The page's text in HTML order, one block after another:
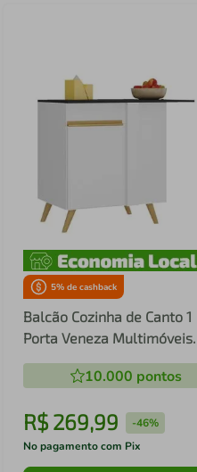
5% de cashback
Balcão Cozinha de Canto 1
Porta Veneza Multimóveis
V3743
10.000 pontos
R$ 269,99 -46%
No pagamento com Pix